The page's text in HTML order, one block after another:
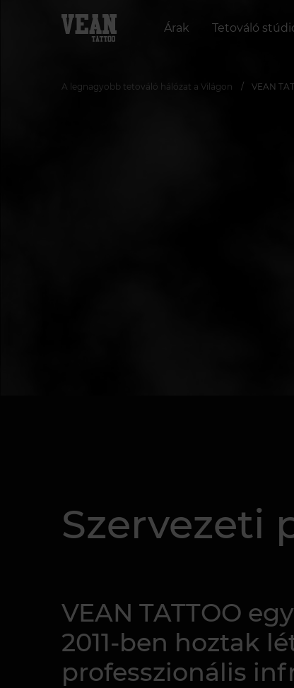
Árak Tetováló
A legnagyobb tetováló hálózat a Világon VEAN
Szervezeti
VEAN TATTOO
2011-ben hoztak
professzionális